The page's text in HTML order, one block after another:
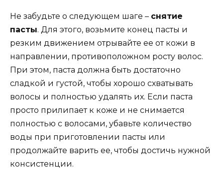
Не забудьте о следующем шаге – снятие
пасты. Для этого, возьмите конец пасты и
резким движением отрывайте ее от кожи в
направлении, противоположном росту волос.
При этом, паста должна быть достаточно
сладкой и густой, чтобы хорошо схватывать
волосы и полностью удалять их. Если паста
просто прилипает к коже и не снимается
полностью с волосами, убавьте количество
воды при приготовлении пасты или
продолжайте варить ее, чтобы достичь нужной
консистенции.